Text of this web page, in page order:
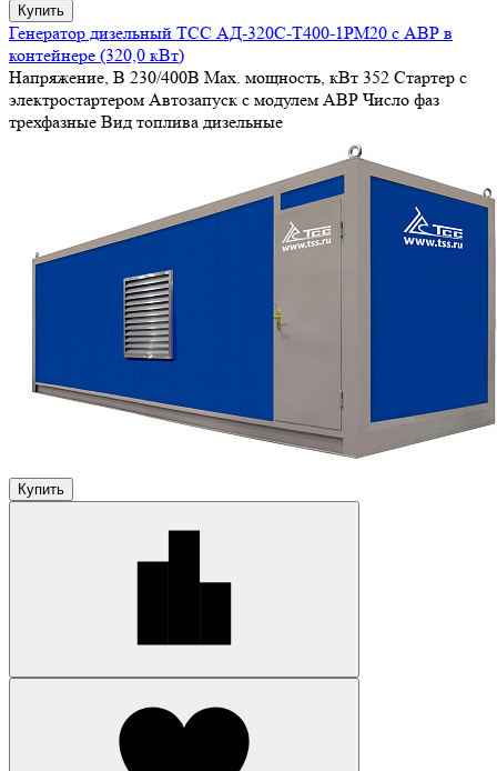
Купить
Генератор дизельный ТСС АД-320С-Т400-1РМ20 с АВР в
контейнере (320,0 кВт)
Напряжение, В 230/400В Max. мощность, кВт 352 Стартер с
электростартером Автозапуск с модулем АВР Число фаз
трехфазные Вид топлива дизельные
Купить